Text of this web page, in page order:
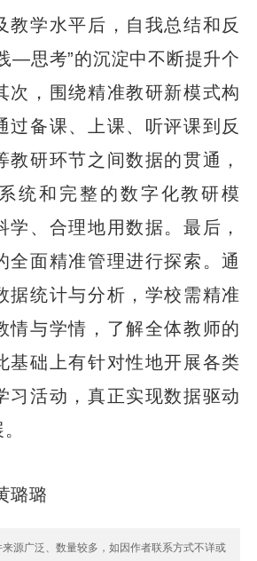
教学水平后，自我总结和反
—思考”的沉淀中不断提升个
次，围绕精准教研新模式构
过备课、上课、听评课到反
教研环节之间数据的贯通，
统和完整的数字化教研模
学、合理地用数据。最后，
全面精准管理进行探索。通
据统计与分析，学校需精准
情与学情，了解全体教师的
基础上有针对性地开展各类
习活动，真正实现数据驱动
璐
源广泛、数量较多，如因作者联系方式不详或